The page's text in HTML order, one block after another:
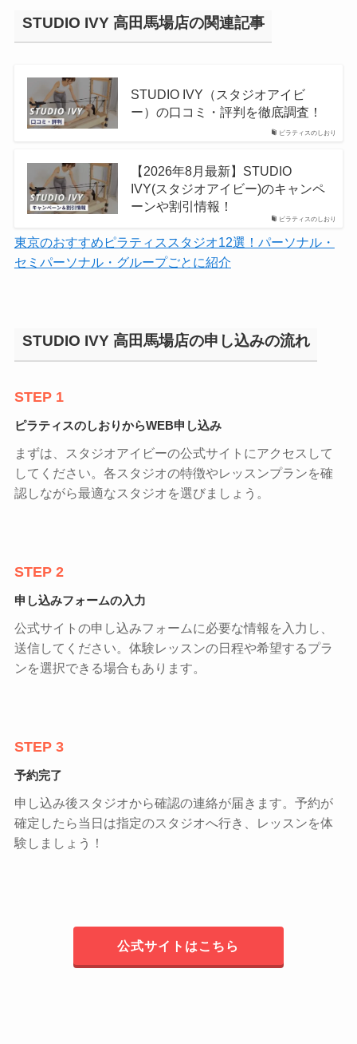
STUDIO IVY 高田馬場店の関連記事
ピラティスのしおり
STUDIO IVY（スタジオアイビ
ー）の口コミ・評判を徹底調査！
ピラティスのしおり
【2026年8月最新】STUDIO
IVY(スタジオアイビー)のキャンペ
ーンや割引情報！
東京のおすすめピラティススタジオ12選！パーソナル・
セミパーソナル・グループごとに紹介
STUDIO IVY 高田馬場店の申し込みの流れ
STEP 1
ピラティスのしおりからWEB申し込み
まずは、スタジオアイビーの公式サイトにアクセスして
してください。各スタジオの特徴やレッスンプランを確
認しながら最適なスタジオを選びましょう。
STEP 2
申し込みフォームの入力
公式サイトの申し込みフォームに必要な情報を入力し、
送信してください。体験レッスンの日程や希望するプラ
ンを選択できる場合もあります。
STEP 3
予約完了
申し込み後スタジオから確認の連絡が届きます。予約が
確定したら当日は指定のスタジオへ行き、レッスンを体
験しましょう！
公式サイトはこちら